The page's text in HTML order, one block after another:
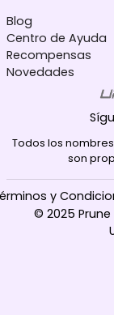
Blog
Centro de Ayuda
Recompensas
Novedades
Todos los
son
© 2025
y